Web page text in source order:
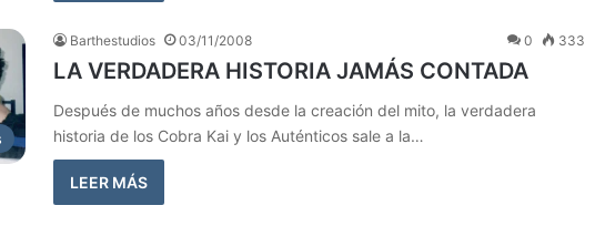
Barthestudios 03/11/2008 0 333
LA VERDADERA HISTORIA JAMÁS CONTADA
Después de muchos años desde la creación del mito, la verdadera
historia de los Cobra Kai y los Auténticos sale a la…
LEER MÁS